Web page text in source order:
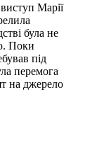
Марії
була не
Поки
під
перемога
на джерело